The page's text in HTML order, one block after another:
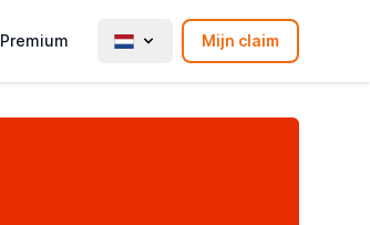
Premium Mijn claim